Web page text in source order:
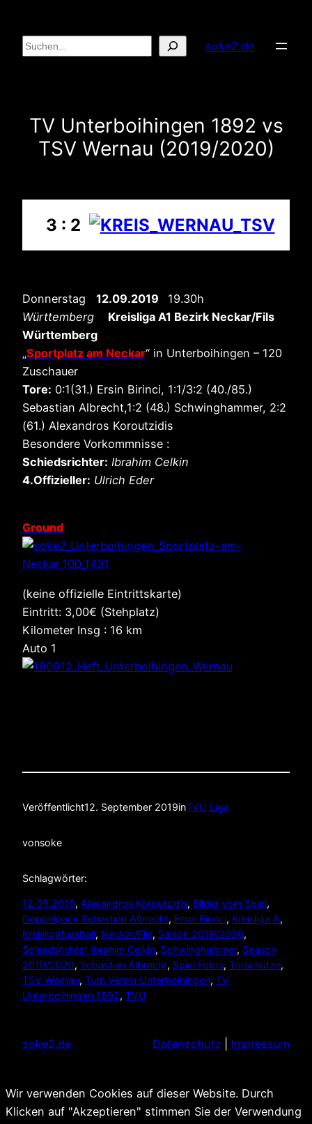
Inhalt
springen
Suchen soke2.de
TV Unterboihingen 1892 vs
TSV Wernau (2019/2020)
3 : 2
Donnerstag 12.09.2019
19.30h
Württemberg Kreisliga A1 Bezirk Neckar/Fils
Württemberg
„Sportplatz am Neckar“ in Unterboihingen – 120
Zuschauer
Tore: 0:1(31.) Ersin Birinci, 1:1/3:2 (40./85.)
Sebastian Albrecht,1:2 (48.) Schwinghammer, 2:2
(61.) Alexandros Koroutzidis
Besondere Vorkommnisse :
Schiedsrichter: Ibrahim Celkin
4.Offizieller: Ulrich Eder
Ground
(keine offizielle Eintrittskarte)
Eintritt: 3,00€ (Stehplatz)
Kilometer Insg : 16 km
Auto 1
Veröffentlicht12. September 2019inTVU Liga
vonsoke
Schlagwörter:
12.09.2019, Alexandros Koroutzidis, Bilder vom Spiel
Doppelpack Sebastian Albrecht, Ersin Birinci, Kreisliga A
Kreisligafussball, Neckar/Fils, Saison 2019/2020
Schiedsrichter Ibrahim Celkin, Schwinghammer, Season
2019/2020, Sebastian Albrecht, Spiel Fotos, Torschütze
TSV Wernau, Turn Verein Unterboihingen, TV
Unterboihingen 1892, TVU
soke2.de Datenschutz Impressum
Wir verwenden Cookies auf dieser Website. Durch
Klicken auf "Akzeptieren" stimmen Sie der Verwendung